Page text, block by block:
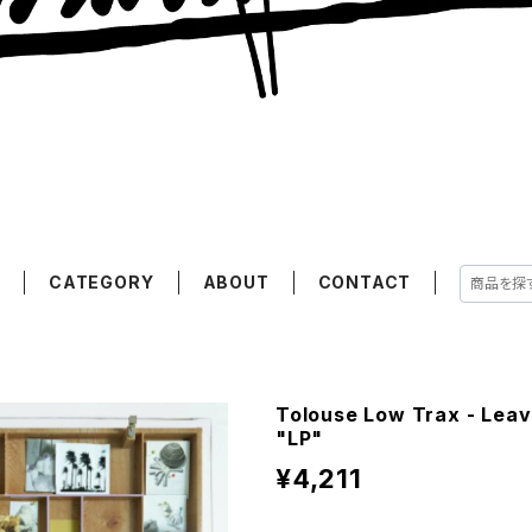
CATEGORY ABOUT CONTACT
Tolouse Low Trax -
"LP"
¥4,211